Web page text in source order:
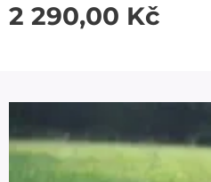
2 290,00 Kč